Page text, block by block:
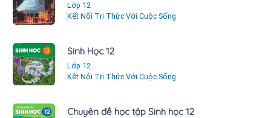
Lớp 12
Kết Nối Tri Thức Với Cuộc Sống
Sinh Học 12
Lớp 12
Kết Nối Tri Thức Với Cuộc Sống
Chuyên đề học tập Sinh học 12